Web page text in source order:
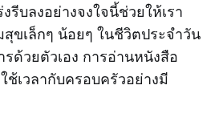
รีบลงอย่างจงใจนี้ช่วยให้เรา
ขเล็กๆ น้อยๆ ในชีวิตประจำวัน
ด้วยตัวเอง การอ่านหนังสือ
ช้เวลากับครอบครัวอย่างมี